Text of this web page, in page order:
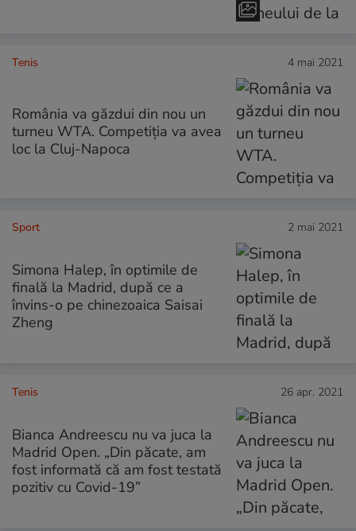
Tenis 4 mai 2021
România va găzdui din nou un
turneu WTA. Competiția va avea
loc la Cluj-Napoca
Sport 2 mai 2021
Simona Halep, în optimile de
finală la Madrid, după ce a
învins-o pe chinezoaica Saisai
Zheng
Tenis 26 apr. 2021
Bianca Andreescu nu va juca la
Madrid Open. „Din păcate, am
fost informată că am fost testată
pozitiv cu Covid-19”